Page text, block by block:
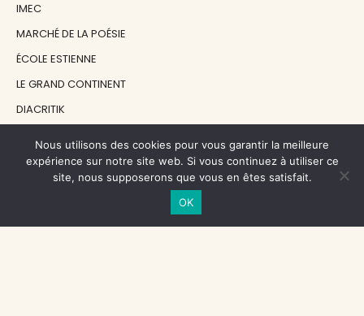
IMEC
MARCHÉ DE LA POÉSIE
ÉCOLE ESTIENNE
LE GRAND CONTINENT
DIACRITIK
NOS SOUTIENS
CENTRE NATIONAL DU LIVRE
Nous utilisons des cookies pour vous garantir la meilleure
expérience sur notre site web. Si vous continuez à utiliser ce
site, nous supposerons que vous en êtes satisfait.
OK